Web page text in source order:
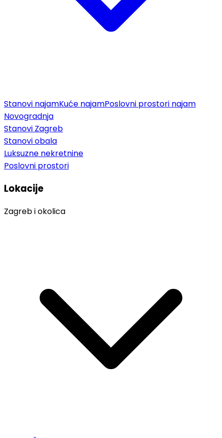
Stanovi najamKuće najamPoslovni prostori najam
Novogradnja
Stanovi Zagreb
Stanovi obala
Luksuzne nekretnine
Poslovni prostori
Lokacije
Zagreb i okolica